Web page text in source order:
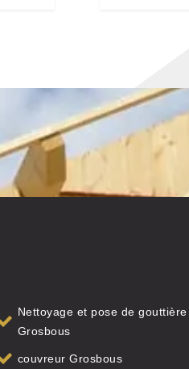
Nettoyage et pose de gouttière
Grosbous
couvreur Grosbous